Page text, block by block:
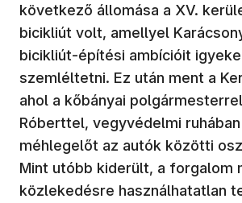
következő állomása a XV.
bicikliút volt, amellyel
bicikliút-építési ambícióit
szemléltetni. Ez után ment a
ahol a kőbányai
Róberttel, vegyvédelmi
méhlegelőt az autók közötti
Mint utóbb kiderült, a forgalom
közlekedésre használhatatlan